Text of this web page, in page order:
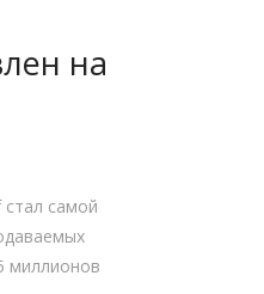
на
самой
миллионов